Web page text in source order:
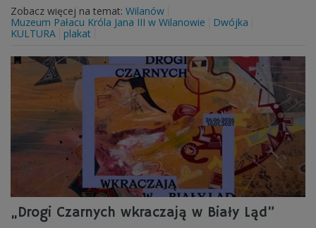
Zobacz więcej na temat: Wilanów
Muzeum Pałacu Króla Jana III w Wilanowie
Dwójka
KULTURA
plakat
„Drogi Czarnych wkraczają w Biały Ląd”